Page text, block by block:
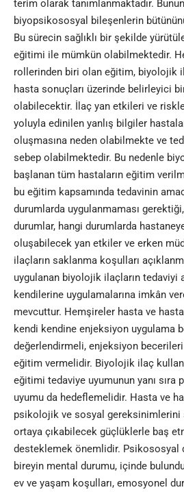
terim olarak tanımlanmaktadır. Bunun
biyopsikososyal bileşenlerin
Bu sürecin sağlıklı bir şekilde
eğitimi ile mümkün olabilmektedir.
rollerinden biri olan eğitim, biyolojik
hasta sonuçları üzerinde belirleyici
olabilecektir. İlaç yan etkileri ve
yoluyla edinilen yanlış bilgiler
oluşmasına neden olabilmekte ve
sebep olabilmektedir. Bu nedenle
başlanan tüm hastaların eğitim
bu eğitim kapsamında tedavinin
durumlarda uygulanmaması
durumlar, hangi durumlarda
oluşabilecek yan etkiler ve erken
ilaçların saklanma koşulları
uygulanan biyolojik ilaçların tedaviyi
kendilerine uygulamalarına imkân
mevcuttur. Hemşireler hasta ve
kendi kendine enjeksiyon uygulama
değerlendirmeli, enjeksiyon
eğitim vermelidir. Biyolojik ilaç
eğitimi tedaviye uyumunun yanı sıra
uyumu da hedeflemelidir. Hasta ve
psikolojik ve sosyal gereksinimlerini
ortaya çıkabilecek güçlüklerle baş
desteklemek önemlidir. Psikososyal
bireyin mental durumu, içinde
ev ve yaşam koşulları, emosyonel